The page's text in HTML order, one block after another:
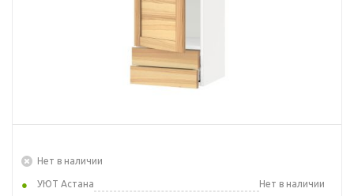
Нет в наличии
УЮТ Астана
Нет в наличии